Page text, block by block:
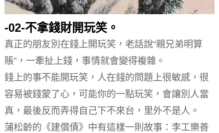
-02-不拿錢財開玩笑。
真正的朋友別在錢上開玩笑，老話說“親兄弟明算
賬”，一牽扯上錢，事情就會變得複雜。
錢上的事不能開玩笑，人在錢的問題上很敏感，很
容易被錢蒙了心，可能你的一點玩笑，會讓別人當
真，最後反而弄得自己下不來台，里外不是人。
蒲松齡的《建償債》中有這樣一則故事：李工樂善